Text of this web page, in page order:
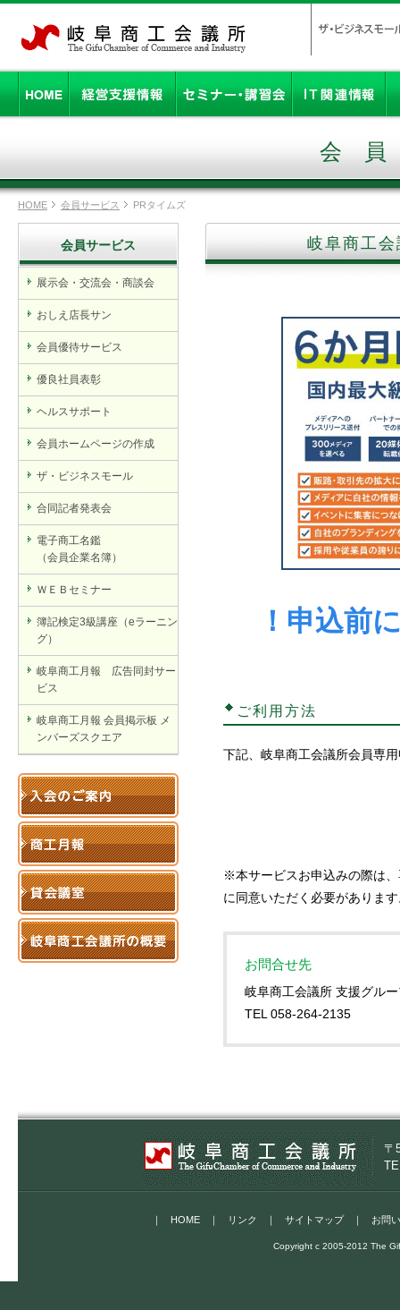
会
HOME 会員サービス PRタイムズ
会員サービス
展示会・交流会・商談会
おしえ店長サン
会員優待サービス
優良社員表彰
ヘルスサポート
会員ホームページの作成
ザ・ビジネスモール
合同記者発表会
電子商工名鑑
（会員企業名簿）
ＷＥＢセミナー
簿記検定3級講座（eラーニン
グ）
岐阜商工月報 広告同封サー
ビス
岐阜商工月報 会員掲示板 メ
ンバーズスクエア
岐阜商工
！申込前
ご利用方法
下記、岐阜商工会議所会員専
※本サービスお申込みの際は
に同意いただく必要がありま
お問合せ先
岐阜商工会議所 支援グル
TEL 058-264-2135
〒
｜ HOME ｜ リンク ｜ サイトマップ ｜ お問
Copyright c 2005-2012 The